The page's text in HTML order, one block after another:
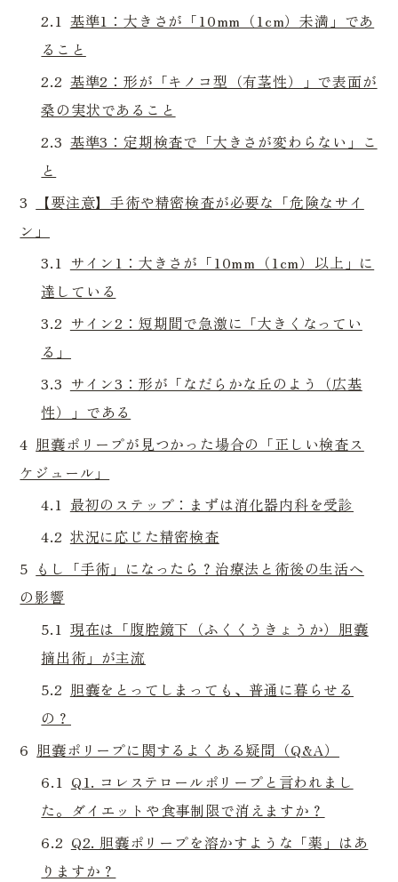
2.1 基準1：大きさが「10mm（1cm）未満」であ
ること
2.2 基準2：形が「キノコ型（有茎性）」で表面が
桑の実状であること
2.3 基準3：定期検査で「大きさが変わらない」こ
と
3
【要注意】手術や精密検査が必要な「危険なサイ
ン」
3.1 サイン1：大きさが「10mm（1cm）以上」に
達している
3.2 サイン2：短期間で急激に「大きくなってい
る」
3.3 サイン3：形が「なだらかな丘のよう（広基
性）」である
4 胆嚢ポリープが見つかった場合の「正しい検査ス
ケジュール」
4.1 最初のステップ：まずは消化器内科を受診
4.2 状況に応じた精密検査
5 もし「手術」になったら？治療法と術後の生活へ
の影響
5.1 現在は「腹腔鏡下（ふくくうきょうか）胆嚢
摘出術」が主流
5.2 胆嚢をとってしまっても、普通に暮らせる
の？
6 胆嚢ポリープに関するよくある疑問（Q&A）
6.1 Q1. コレステロールポリープと言われまし
た。ダイエットや食事制限で消えますか？
6.2 Q2. 胆嚢ポリープを溶かすような「薬」はあ
りますか？